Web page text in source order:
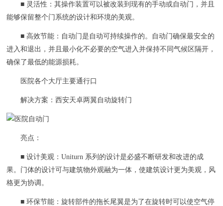
■ 灵活性：其操作装置可以被改装到现有的手动或自动门，并且
能够保留整个门系统的设计和环境的美观。
■ 高效节能：自动门是自动可持续操作的。自动门确保最安全的
进入和退出，并且最小化不必要的空气进入并保持不同气候区隔开，
确保了最低的能源损耗。
医院各个大厅主要通行口
解决方案：西安天卓两翼自动旋转门
亮点：
■ 设计美观：Uniturn 系列的设计是必盛不断研发和改进的成
果。门体的设计可与建筑物外观融为一体，使建筑设计更为美观，风
格更为协调。
■ 环保节能：旋转部件的拖长尾翼是为了在旋转时可以使空气停